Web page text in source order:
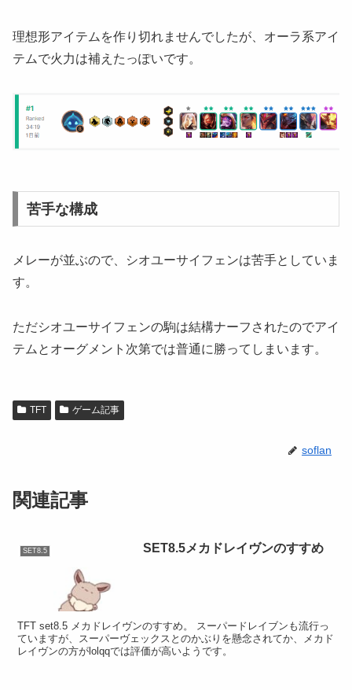
理想形アイテムを作り切れませんでしたが、オーラ系アイ
テムで火力は補えたっぽいです。
苦手な構成
メレーが並ぶので、シオユーサイフェンは苦手としていま
す。
ただシオユーサイフェンの駒は結構ナーフされたのでアイ
テムとオーグメント次第では普通に勝ってしまいます。
TFT ゲーム記事
soflan
関連記事
SET8.5 SET8.5メカドレイヴンのすすめ
TFT set8.5 メカドレイヴンのすすめ。 スーパードレイブンも流行っ
ていますが、スーパーヴェックスとのかぶりを懸念されてか、メカド
レイヴンの方がlolqqでは評価が高いようです。